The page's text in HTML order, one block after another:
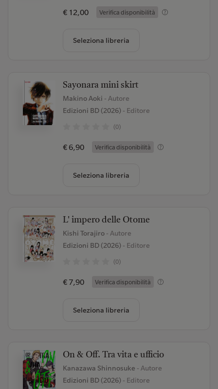
€ 12,00 Verifica disponibilità
Seleziona libreria
Sayonara mini skirt
Makino Aoki - Autore
Edizioni BD (2026)- Editore
(0)
€ 6,90 Verifica disponibilità
Seleziona libreria
L' impero delle Otome
Kishi Torajiro - Autore
Edizioni BD (2026)- Editore
(0)
€ 7,90 Verifica disponibilità
Seleziona libreria
On & Off. Tra vita e ufficio
Kanazawa Shinnosuke - Autore
Edizioni BD (2026)- Editore